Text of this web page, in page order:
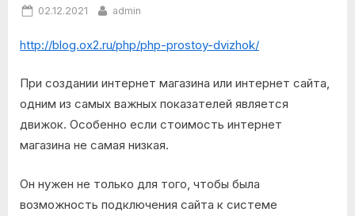
Полезные
сайты
Posted
02.12.2021 By
admin
http://blog.ox2.ru/php/php-prostoy-dvizhok/
При создании интернет магазина или интернет сайта,
одним из самых важных показателей является
движок. Особенно если стоимость интернет
магазина не самая низкая.
Он нужен не только для того, чтобы была
возможность подключения сайта к системе